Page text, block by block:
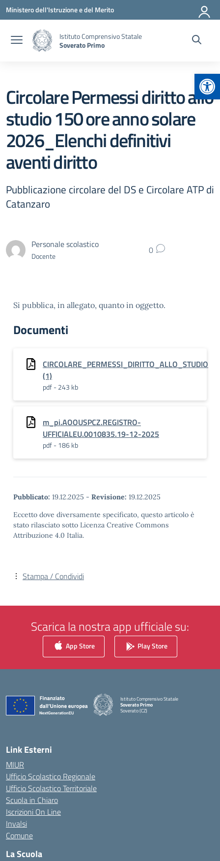
Vai ai contenuti
Vai al menu di navigazione
Vai al footer
Ministero dell'Istruzione e del Merito
Istituto Comprensivo Statale
Soverato Primo
Circolare Permessi diritto allo
studio 150 ore anno solare
2026_Elenchi definitivi
aventi diritto
Pubblicazione circolare del DS e Circolare ATP di
Catanzaro
Personale scolastico
Docente 0
Si pubblica, in allegato, quanto in oggetto.
Documenti
CIRCOLARE_PERMESSI_DIRITTO_ALLO_STUDIO
(1)
pdf - 243 kb
m_pi.AOOUSPCZ.REGISTRO-
UFFICIALEU.0010835.19-12-2025
pdf - 186 kb
Pubblicato: 19.12.2025 - Revisione: 19.12.2025
Eccetto dove diversamente specificato, questo articolo è
stato rilasciato sotto Licenza Creative Commons
Attribuzione 4.0 Italia.
Stampa / Condividi
Scarica la nostra app ufficiale su:
App Store Play Store
Istituto Comprensivo Statale
Soverato Primo
Soverato (CZ)
Link Esterni
MIUR
Ufficio Scolastico Regionale
Ufficio Scolastico Territoriale
Scuola in Chiaro
Iscrizioni On Line
Invalsi
Comune
La Scuola